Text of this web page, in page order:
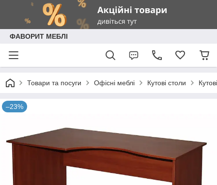
ФАВОРИТ МЕБЛІ
Товари та посуги Офісні меблі Кутові столи
–23%